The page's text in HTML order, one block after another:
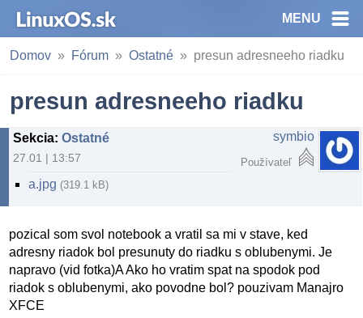
MENU
Domov Fórum Ostatné presun adresneeho riadku
presun adresneeho riadku
Sekcia: Ostatné
27.01 | 13:57
symbio
Používateľ
a.jpg (319.1 kB)
pozical som svol notebook a vratil sa mi v stave, ked
adresny riadok bol presunuty do riadku s oblubenymi. Je
napravo (vid fotka)A Ako ho vratim spat na spodok pod
riadok s oblubenymi, ako povodne bol? pouzivam Manajro
XFCE